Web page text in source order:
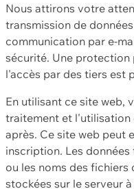
Nous attirons votre
transmission de
communication par e-
sécurité. Une
l'accès par des tiers est
En utilisant ce site web,
traitement et l'utilisation
après. Ce site web peut
inscription. Les
ou les noms des
stockées sur le serveur